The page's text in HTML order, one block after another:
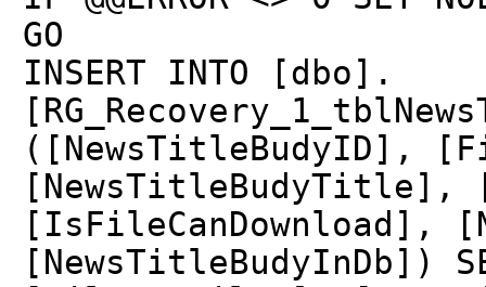
GO
INSERT INTO [dbo].
([NewsTitleBudyID],
[NewsTitleBudyTitle],
[IsFileCanDownload],
[NewsTitleBudyInDb])